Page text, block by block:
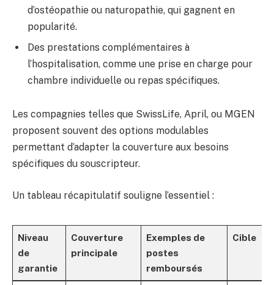
d’ostéopathie ou naturopathie, qui gagnent en
popularité.
Des prestations complémentaires à
l’hospitalisation, comme une prise en charge pour
chambre individuelle ou repas spécifiques.
Les compagnies telles que SwissLife, April, ou MGEN
proposent souvent des options modulables
permettant d’adapter la couverture aux besoins
spécifiques du souscripteur.
Un tableau récapitulatif souligne l’essentiel :
Niveau
de
garantie
Couverture
principale
Exemples de
postes
remboursés
Cible